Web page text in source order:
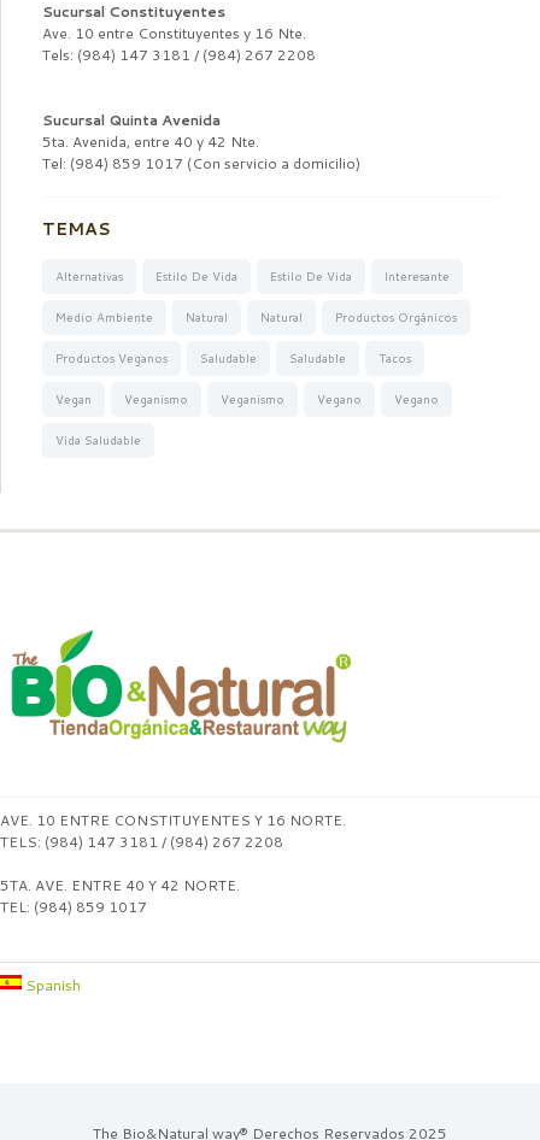
Sucursal Constituyentes
Ave. 10 entre Constituyentes y 16 Nte.
Tels: (984) 147 3181 / (984) 267 2208
Sucursal Quinta Avenida
5ta. Avenida, entre 40 y 42 Nte.
Tel: (984) 859 1017 (Con servicio a domicilio)
TEMAS
Alternativas Estilo De Vida Estilo De Vida Interesante
Medio Ambiente Natural Natural Productos Orgánicos
Productos Veganos Saludable Saludable Tacos
Vegan Veganismo Veganismo Vegano Vegano
Vida Saludable
AVE. 10 ENTRE CONSTITUYENTES Y 16 NORTE.
TELS: (984) 147 3181 / (984) 267 2208
5TA. AVE. ENTRE 40 Y 42 NORTE.
TEL: (984) 859 1017
Spanish
The Bio&Natural way® Derechos Reservados 2025